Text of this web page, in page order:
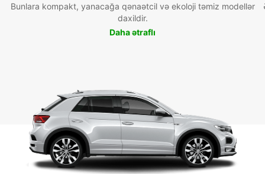
Bunlara kompakt, yanacağa qənaətcil və ekoloji təmiz modellər
daxildir.
Daha ətraflı